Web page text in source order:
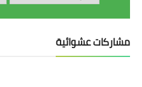
مشاركات عشوائية